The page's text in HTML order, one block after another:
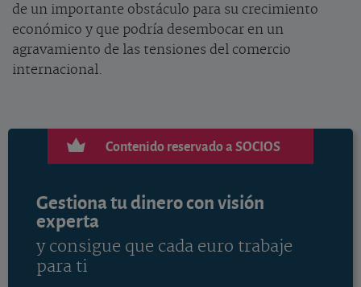
de un importante obstáculo para su crecimiento
económico y que podría desembocar en un
agravamiento de las tensiones del comercio
internacional.
Contenido reservado a SOCIOS
Gestiona tu dinero con visión
experta
y consigue que cada euro trabaje
para ti